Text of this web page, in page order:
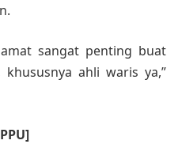
sangat penting buat
ahli waris ya,”